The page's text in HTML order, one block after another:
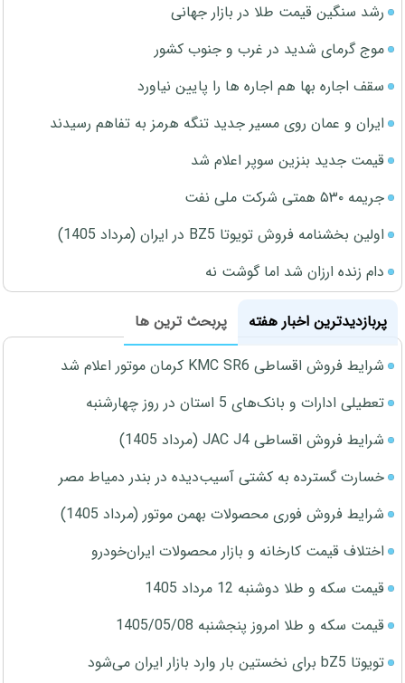
رشد سنگین قیمت طلا در بازار جهانی
موج گرمای شدید در غرب و جنوب کشور
سقف اجاره بها هم اجاره ها را پایین نیاورد
ایران و عمان روی مسیر جدید تنگه هرمز به تفاهم رسیدند
قیمت جدید بنزین سوپر اعلام شد
جریمه ۵۳۰ همتی شرکت ملی نفت
اولین بخشنامه فروش تویوتا BZ5 در ایران (مرداد 1405)
دام زنده ارزان شد اما گوشت نه
پربازدیدترین اخبار هفته
پربحث ترین ها
شرایط فروش اقساطی KMC SR6 کرمان موتور اعلام شد
تعطیلی ادارات و بانک‌های 5 استان در روز چهارشنبه
شرایط فروش اقساطی JAC J4 (مرداد 1405)
خسارت گسترده به کشتی آسیب‌دیده در بندر دمیاط مصر
شرایط فروش فوری محصولات بهمن موتور (مرداد 1405)
اختلاف قیمت کارخانه و بازار محصولات ایران‌خودرو
قیمت سکه و طلا دوشنبه 12 مرداد 1405
قیمت سکه و طلا امروز پنجشنبه 1405/05/08
تویوتا bZ5 برای نخستین بار وارد بازار ایران می‌شود